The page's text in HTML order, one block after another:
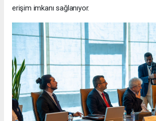
erişim imkanı sağlanıyor.